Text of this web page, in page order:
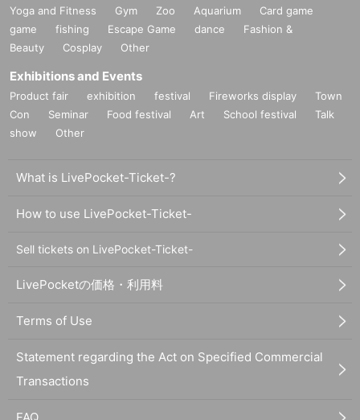
Yoga and Fitness Gym Zoo Aquarium
Card game
game
fishing Escape Game dance
Fashion &
Beauty
Cosplay Other
Exhibitions and Events
Product fair exhibition festival Fireworks display
Town
Con
Seminar Food festival Art School festival
Talk
show
Other
What is LivePocket-Ticket-?
How to use LivePocket-Ticket-
Sell tickets on LivePocket-Ticket-
LivePocketの価格・利用料
Terms of Use
Statement regarding the Act on Specified Commercial
Transactions